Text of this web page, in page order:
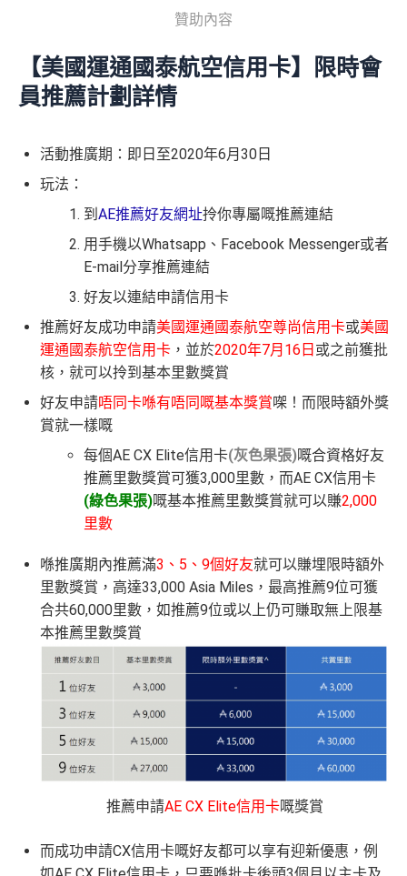
贊助內容
【美國運通國泰航空信用卡】限時會
員推薦計劃詳情
活動推廣期：即日至2020年6月30日
玩法：
到 AE推薦好友網址拎你專屬嘅推薦連結
用手機以Whatsapp、Facebook Messenger或者
E-mail分享推薦連結
好友以連結申請信用卡
推薦好友成功申請美國運通國泰航空尊尚信用卡或美國
運通國泰航空信用卡 ，並於2020年7月16日 或之前獲批
核，就可以拎到基本里數獎賞
好友申請唔同卡喺有唔同嘅基本獎賞㗎！而限時額外獎
賞就一樣嘅
每個AE CX Elite信用卡(灰色果張)嘅合資格好友
推薦里數獎賞可獲3,000里數，而AE CX信用卡
(綠色果張)嘅基本推薦里數獎賞就可以賺2,000
里數
喺推廣期內推薦滿3、5、9個好友就可以賺埋限時額外
里數獎賞，高達33,000 Asia Miles，最高推薦9位可獲
合共60,000里數，如推薦9位或以上仍可賺取無上限基
本推薦里數獎賞
推薦申請AE CX Elite信用卡嘅獎賞
而成功申請CX信用卡嘅好友都可以享有迎新優惠，例